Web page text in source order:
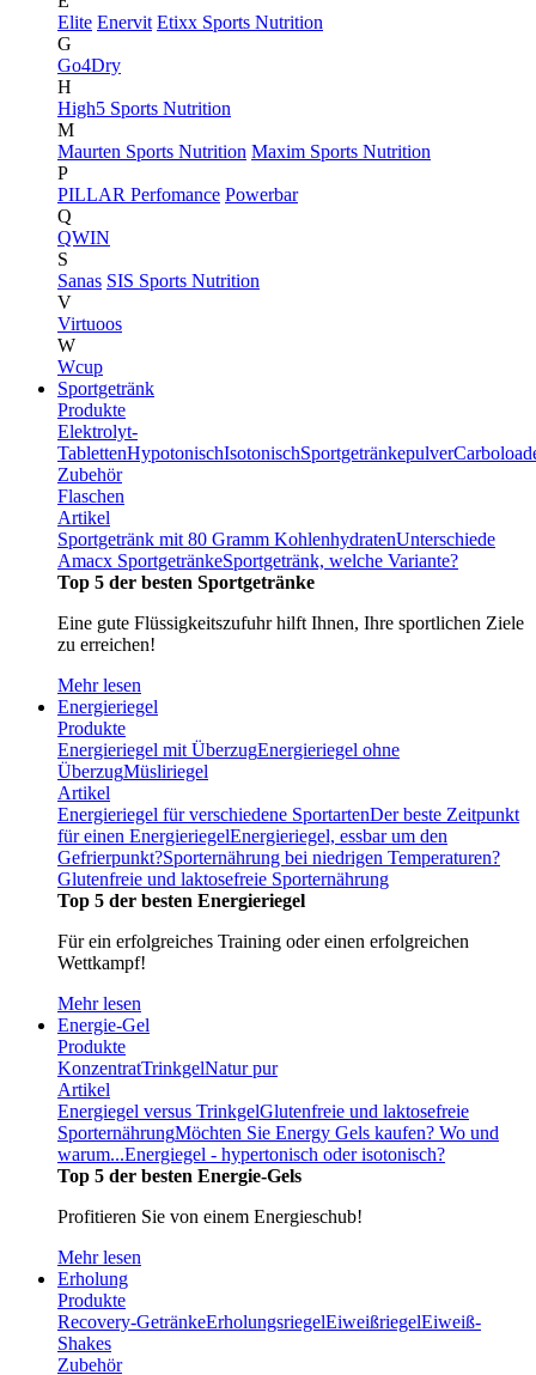
Elite Enervit Etixx Sports Nutrition
G
Go4Dry
H
High5 Sports Nutrition
M
Maurten Sports Nutrition Maxim Sports Nutrition
P
PILLAR Perfomance Powerbar
Q
QWIN
S
Sanas SIS Sports Nutrition
V
Virtuoos
W
Wcup
Sportgetränk
Produkte
Elektrolyt-
TablettenHypotonischIsotonischSportgetränkepulver
Zubehör
Flaschen
Artikel
Sportgetränk mit 80 Gramm KohlenhydratenUnterschiede
Amacx SportgetränkeSportgetränk, welche Variante?
Top 5 der besten Sportgetränke
Eine gute Flüssigkeitszufuhr hilft Ihnen, Ihre sportlichen Ziele
zu erreichen!
Mehr lesen
Energieriegel
Produkte
Energieriegel mit ÜberzugEnergieriegel ohne
ÜberzugMüsliriegel
Artikel
Energieriegel für verschiedene SportartenDer beste Zeitpunkt
für einen EnergieriegelEnergieriegel, essbar um den
Gefrierpunkt?Sporternährung bei niedrigen Temperaturen?
Glutenfreie und laktosefreie Sporternährung
Top 5 der besten Energieriegel
Für ein erfolgreiches Training oder einen erfolgreichen
Wettkampf!
Mehr lesen
Energie-Gel
Produkte
KonzentratTrinkgelNatur pur
Artikel
Energiegel versus TrinkgelGlutenfreie und laktosefreie
SporternährungMöchten Sie Energy Gels kaufen? Wo und
warum...Energiegel - hypertonisch oder isotonisch?
Top 5 der besten Energie-Gels
Profitieren Sie von einem Energieschub!
Mehr lesen
Erholung
Produkte
Recovery-GetränkeErholungsriegelEiweißriegelEiweiß-
Shakes
Zubehör